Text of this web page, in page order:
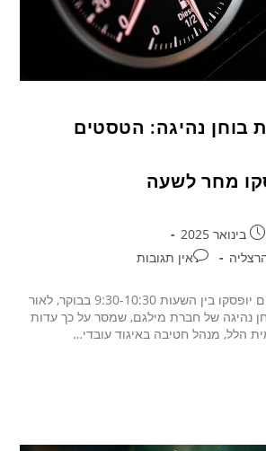
בוחן נהיגה: הטסטים
מחר לשעה
אין תגובות
מבחני הנהיגה המעשיים יופסקו בין השעות 9:30-10:30 בבוקר, לאור
נהיגה של חברת מילגם, שמסר על כך עדות
הלל, מנהל חטיבה באיגוד עובדי…